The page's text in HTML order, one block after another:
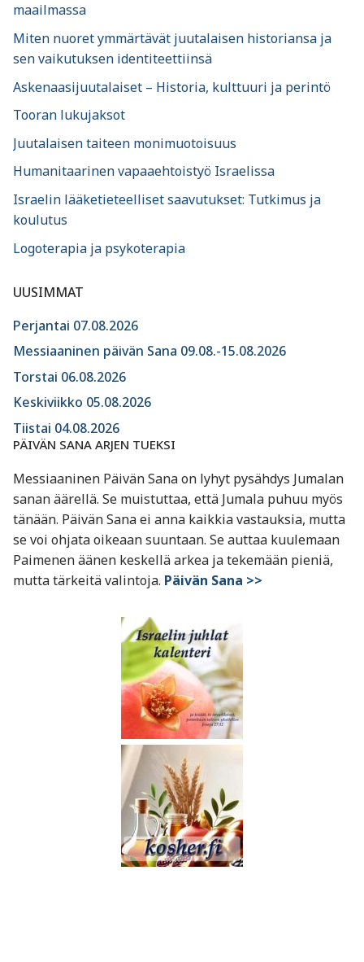
maailmassa
Miten nuoret ymmärtävät juutalaisen historiansa ja
sen vaikutuksen identiteettiinsä
Askenaasijuutalaiset – Historia, kulttuuri ja perintö
Tooran lukujaksot
Juutalaisen taiteen monimuotoisuus
Humanitaarinen vapaaehtoistyö Israelissa
Israelin lääketieteelliset saavutukset: Tutkimus ja
koulutus
Logoterapia ja psykoterapia
UUSIMMAT
Perjantai 07.08.2026
Messiaaninen päivän Sana 09.08.-15.08.2026
Torstai 06.08.2026
Keskiviikko 05.08.2026
Tiistai 04.08.2026
PÄIVÄN SANA ARJEN TUEKSI
Messiaaninen Päivän Sana on lyhyt pysähdys Jumalan
sanan äärellä. Se muistuttaa, että Jumala puhuu myös
tänään. Päivän Sana ei anna kaikkia vastauksia, mutta
se voi ohjata oikeaan suuntaan. Se auttaa kuulemaan
Paimenen äänen keskellä arkea ja tekemään pieniä,
mutta tärkeitä valintoja. Päivän Sana >>